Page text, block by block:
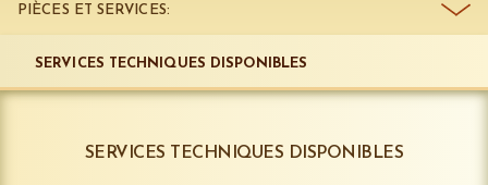
PIÈCES ET SERVICES:
SERVICES TECHNIQUES DISPONIBLES
SERVICES TECHNIQUES DISPONIBLES